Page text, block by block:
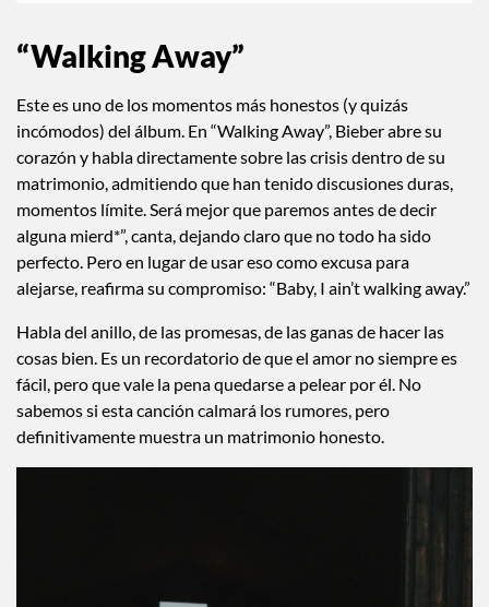
“Walking Away”
Este es uno de los momentos más honestos (y quizás
incómodos) del álbum. En “Walking Away”, Bieber abre su
corazón y habla directamente sobre las crisis dentro de su
matrimonio, admitiendo que han tenido discusiones duras,
momentos límite. Será mejor que paremos antes de decir
alguna mierd*”, canta, dejando claro que no todo ha sido
perfecto. Pero en lugar de usar eso como excusa para
alejarse, reafirma su compromiso: “Baby, I ain’t walking away.”
Habla del anillo, de las promesas, de las ganas de hacer las
cosas bien. Es un recordatorio de que el amor no siempre es
fácil, pero que vale la pena quedarse a pelear por él. No
sabemos si esta canción calmará los rumores, pero
definitivamente muestra un matrimonio honesto.